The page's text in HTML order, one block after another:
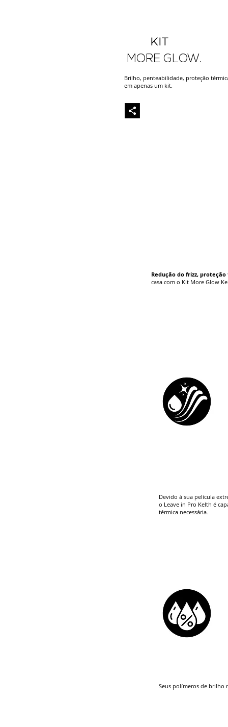
KIT
MORE GLOW.
Brilho, penteabilidade, proteção
em apenas um kit.
Redução do frizz,
casa com o Kit More Glow
Devido à sua película
o Leave in Pro Kelth é
térmica necessária.
Seus polímeros de brilho